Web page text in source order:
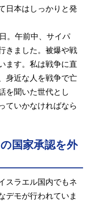
日本はしっかりと発
。午前中、サイパ
きました。被爆や戦
ます。私は戦争に直
身近な人を戦争で亡
を聞いた世代とし
ていかなければなら
国家承認を外
スラエル国内でもネ
デモが行われていま